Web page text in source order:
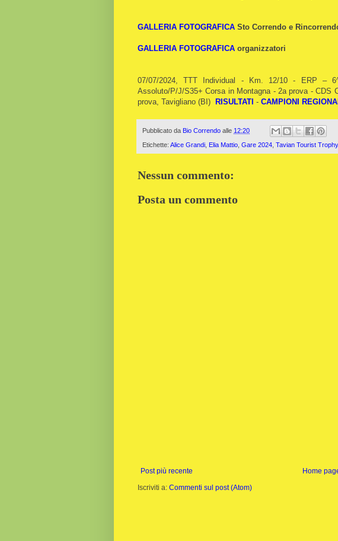
GALLERIA FOTOGRAFICA Sto Correndo e
GALLERIA FOTOGRAFICA organizzatori
07/07/2024, TTT Individual - Km. 12/10 - ERP –
Assoluto/P/J/S35+ Corsa in Montagna - 2a prova - CDS
prova, Tavigliano (BI)
RISULTATI - CAMPIONI
Pubblicato da Bio Correndo alle 12:20
Etichette: Alice Grandi Elia Mattio Gare 2024 Tavian Tourist
Nessun commento:
Posta un commento
Post più recente
Home
Iscriviti a: Commenti sul post (Atom)